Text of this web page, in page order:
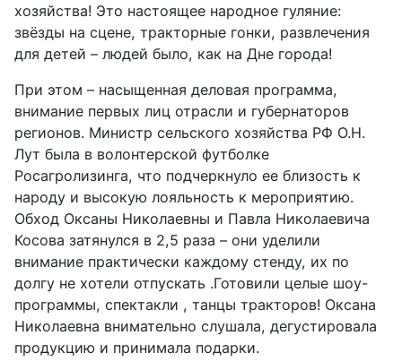
хозяйства! Это настоящее народное гуляние:
звёзды на сцене, тракторные гонки, развлечения
для детей – людей было, как на Дне города!
При этом – насыщенная деловая программа,
внимание первых лиц отрасли и губернаторов
регионов. Министр сельского хозяйства РФ О.Н.
Лут была в волонтерской футболке
Росагролизинга, что подчеркнуло ее близость к
народу и высокую лояльность к мероприятию.
Обход Оксаны Николаевны и Павла Николаевича
Косова затянулся в 2,5 раза – они уделили
внимание практически каждому стенду, их по
долгу не хотели отпускать .Готовили целые шоу-
программы, спектакли , танцы тракторов! Оксана
Николаевна внимательно слушала, дегустировала
продукцию и принимала подарки.